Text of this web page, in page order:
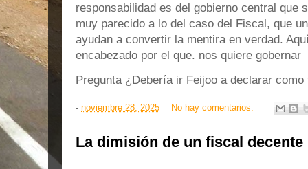
responsabilidad es del gobierno central que
muy parecido a lo del caso del Fiscal, que
ayudan a convertir la mentira en verdad.
encabezado por el que. nos quiere
Pregunta ¿Debería ir Feijoo a declarar como
- noviembre 28, 2025 No hay comentarios:
La dimisión de un fiscal decente